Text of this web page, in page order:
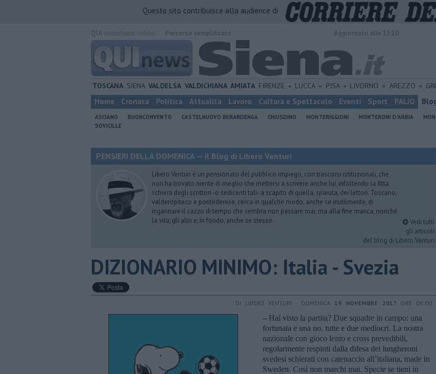
Questo sito contribuisce alla audience di
TOSCANA SIENA VALDELSA VALDICHIANA AMIATA FIRENZE LUCCA PISA LIVORNO AREZZO
Home Cronaca Politica Attualità Lavoro Cultura e Spettacolo Eventi Sport PALIO
ASCIANO BUONCONVENTO CASTELNUOVO BERARDENGA CHIUSDINO MONTERIGGIONI MONTERONI D'ARBIA
SOVICILLE
PENSIERI DELLA DOMENICA — il Blog di Libero Venturi
Libero Venturi è un pensionato del pubblico impiego, con trascorsi istituzionali, che
non ha trovato niente di meglio che mettersi a scrivere anche lui, infoltendo la fitta
schiera degli scrittori -o sedicenti tali- a scapito di quella, sparuta, dei lettori. Toscano,
valderopiteco e pontederese, cerca in qualche modo, anche se inutilmente, di
ingannare il cazzo di tempo che sembra non passare mai, ma alla fine manca, nonché
la vita, gli altri e, in fondo, anche se stesso.
Vedi tutti
gli articoli
del blog di Libero Venturi
DIZIONARIO MINIMO: Italia - Svezia
DI LIBERO VENTURI - DOMENICA 19 NOVEMBRE 2017 ORE 08:00
– Hai visto la partita? Due squadre in campo: una
fortunata e una no, tutte e due mediocri. La nostra
nazionale con gioco lento e cross prevedibili,
regolarmente respinti dalla difesa dei lungheroni
svedesi schierati con catenaccio all’italiana, made in
Sweden. Così non marchi mai. Specie se tieni in